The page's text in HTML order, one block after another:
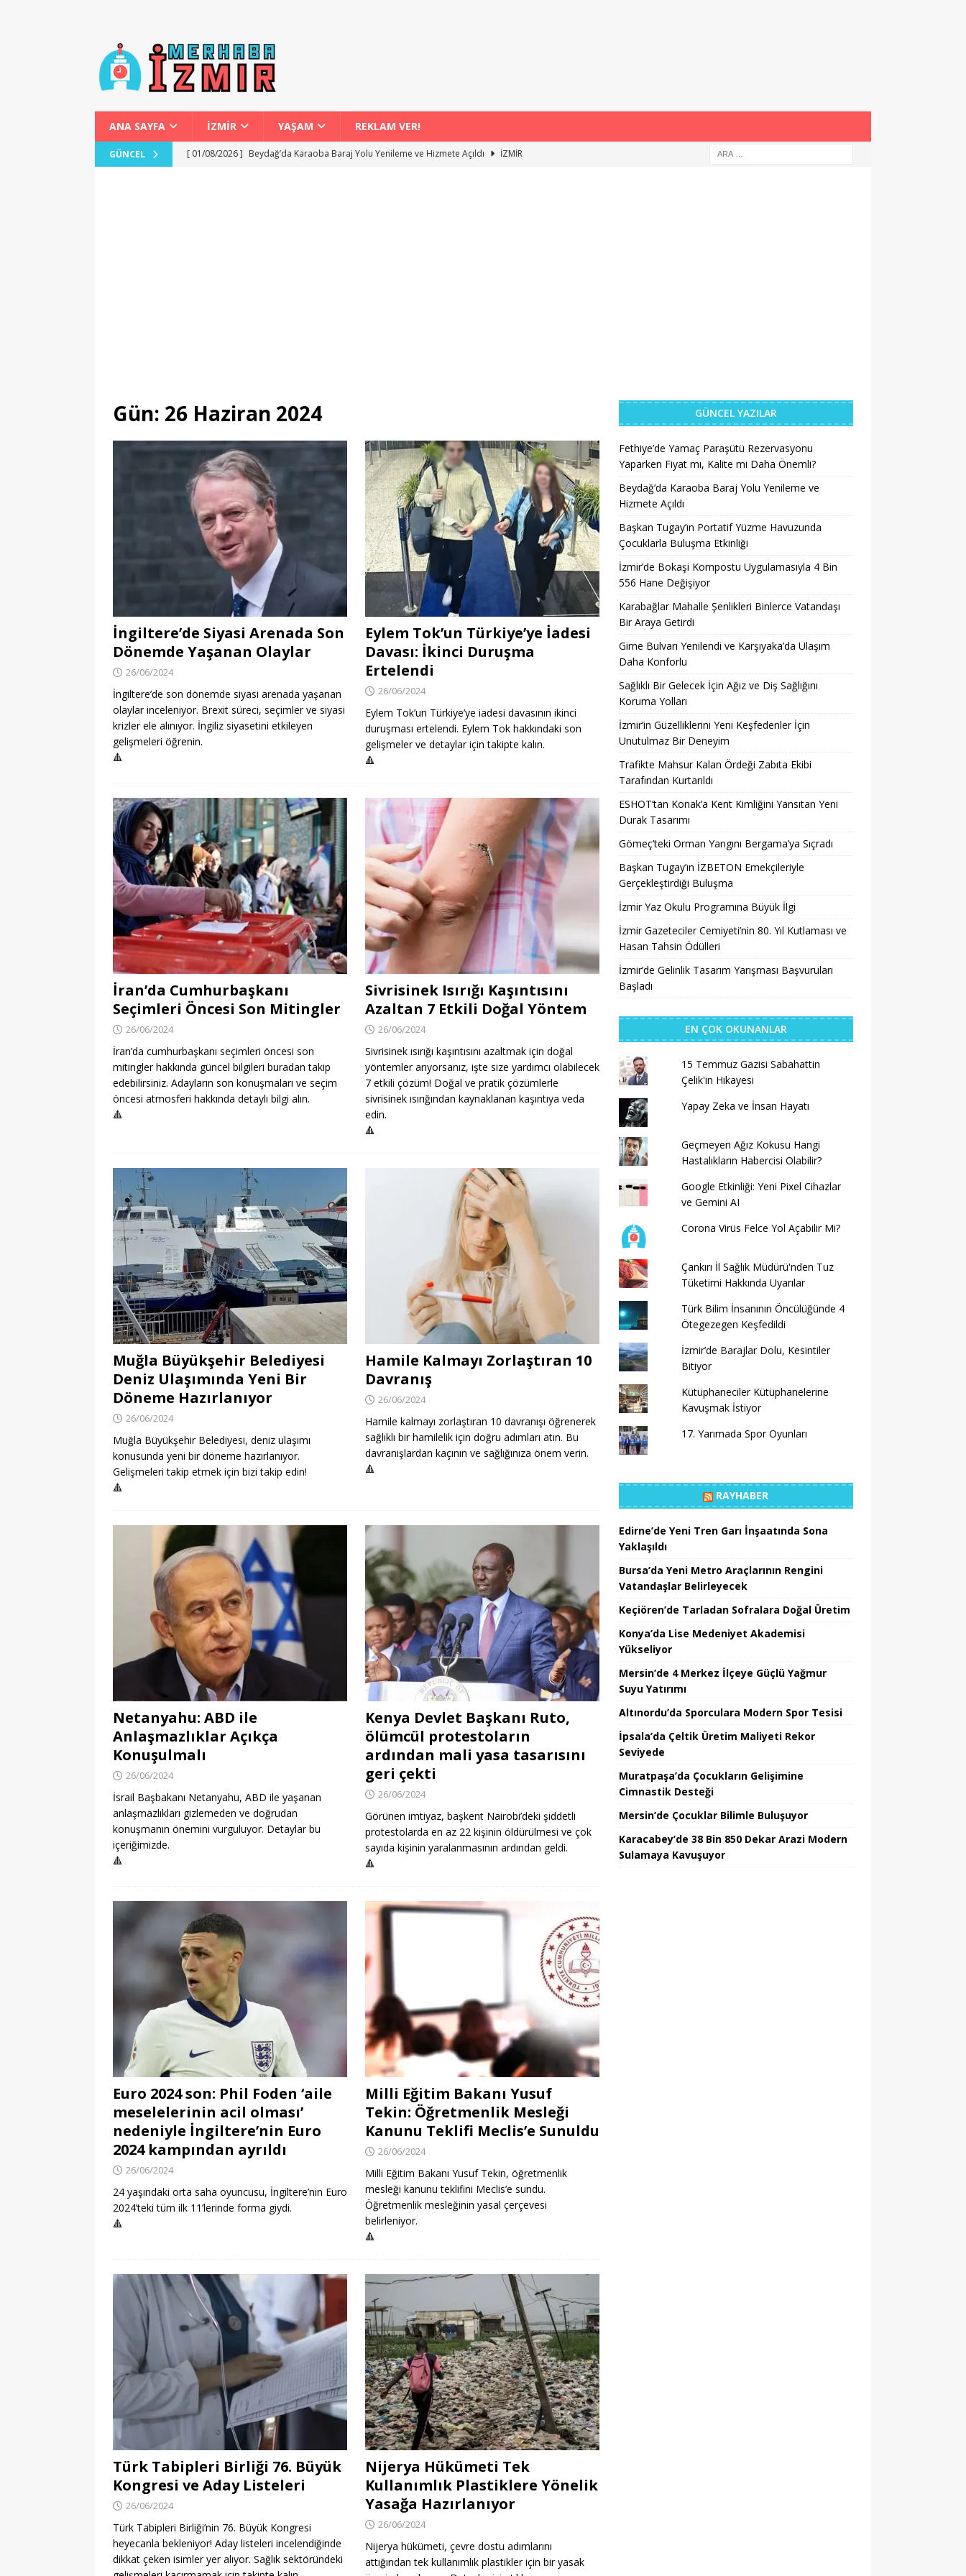
ANA SAYFA İZMİR YAŞAM REKLAM VER!
GÜNCEL [ 01/08/2026 ] Beydağ’da Karaoba Baraj Yolu Yenileme ve Hizmete Açıldı
İZMİR
Gün: 26 Haziran 2024
İngiltere’de Siyasi Arenada Son
Dönemde Yaşanan Olaylar
26/06/2024
İngiltere’de son dönemde siyasi arenada yaşanan
olaylar inceleniyor. Brexit süreci, seçimler ve siyasi
krizler ele alınıyor. İngiliz siyasetini etkileyen
gelişmeleri öğrenin.
🔺
Eylem Tok’un Türkiye’ye İadesi
Davası: İkinci Duruşma
Ertelendi
26/06/2024
Eylem Tok’un Türkiye’ye iadesi davasının ikinci
duruşması ertelendi. Eylem Tok hakkındaki son
gelişmeler ve detaylar için takipte kalın.
🔺
İran’da Cumhurbaşkanı
Seçimleri Öncesi Son Mitingler
26/06/2024
İran’da cumhurbaşkanı seçimleri öncesi son
mitingler hakkında güncel bilgileri buradan takip
edebilirsiniz. Adayların son konuşmaları ve seçim
öncesi atmosferi hakkında detaylı bilgi alın.
🔺
Sivrisinek Isırığı Kaşıntısını
Azaltan 7 Etkili Doğal Yöntem
26/06/2024
Sivrisinek ısırığı kaşıntısını azaltmak için doğal
yöntemler arıyorsanız, işte size yardımcı olabilecek
7 etkili çözüm! Doğal ve pratik çözümlerle
sivrisinek ısırığından kaynaklanan kaşıntıya veda
edin.
🔺
Muğla Büyükşehir Belediyesi
Deniz Ulaşımında Yeni Bir
Döneme Hazırlanıyor
26/06/2024
Muğla Büyükşehir Belediyesi, deniz ulaşımı
konusunda yeni bir döneme hazırlanıyor.
Gelişmeleri takip etmek için bizi takip edin!
🔺
Hamile Kalmayı Zorlaştıran 10
Davranış
26/06/2024
Hamile kalmayı zorlaştıran 10 davranışı öğrenerek
sağlıklı bir hamilelik için doğru adımları atın. Bu
davranışlardan kaçının ve sağlığınıza önem verin.
🔺
Netanyahu: ABD ile
Anlaşmazlıklar Açıkça
Konuşulmalı
26/06/2024
İsrail Başbakanı Netanyahu, ABD ile yaşanan
anlaşmazlıkları gizlemeden ve doğrudan
konuşmanın önemini vurguluyor. Detaylar bu
içeriğimizde.
🔺
Kenya Devlet Başkanı Ruto,
ölümcül protestoların
ardından mali yasa tasarısını
geri çekti
26/06/2024
Görünen imtiyaz, başkent Nairobi’deki şiddetli
protestolarda en az 22 kişinin öldürülmesi ve çok
sayıda kişinin yaralanmasının ardından geldi.
🔺
Euro 2024 son: Phil Foden ‘aile
meselelerinin acil olması’
nedeniyle İngiltere’nin Euro
2024 kampından ayrıldı
26/06/2024
24 yaşındaki orta saha oyuncusu, İngiltere’nin Euro
2024’teki tüm ilk 11’lerinde forma giydi.
🔺
Milli Eğitim Bakanı Yusuf
Tekin: Öğretmenlik Mesleği
Kanunu Teklifi Meclis’e Sunuldu
26/06/2024
Milli Eğitim Bakanı Yusuf Tekin, öğretmenlik
mesleği kanunu teklifini Meclis’e sundu.
Öğretmenlik mesleğinin yasal çerçevesi
belirleniyor.
🔺
Türk Tabipleri Birliği 76. Büyük
Kongresi ve Aday Listeleri
26/06/2024
Türk Tabipleri Birliği’nin 76. Büyük Kongresi
heyecanla bekleniyor! Aday listeleri incelendiğinde
dikkat çeken isimler yer alıyor. Sağlık sektöründeki
Nijerya Hükümeti Tek
Kullanımlık Plastiklere Yönelik
Yasağa Hazırlanıyor
26/06/2024
Nijerya hükümeti, çevre dostu adımlarını
attığından tek kullanımlık plastikler için bir yasak
GÜNCEL YAZILAR
Fethiye’de Yamaç Paraşütü Rezervasyonu
Yaparken Fiyat mı, Kalite mi Daha Önemli?
Beydağ’da Karaoba Baraj Yolu Yenileme ve
Hizmete Açıldı
Başkan Tugay’ın Portatif Yüzme Havuzunda
Çocuklarla Buluşma Etkinliği
İzmir’de Bokaşi Kompostu Uygulamasıyla 4 Bin
556 Hane Değişiyor
Karabağlar Mahalle Şenlikleri Binlerce Vatandaşı
Bir Araya Getirdi
Girne Bulvarı Yenilendi ve Karşıyaka’da Ulaşım
Daha Konforlu
Sağlıklı Bir Gelecek İçin Ağız ve Diş Sağlığını
Koruma Yolları
İzmir’in Güzelliklerini Yeni Keşfedenler İçin
Unutulmaz Bir Deneyim
Trafikte Mahsur Kalan Ördeği Zabıta Ekibi
Tarafından Kurtarıldı
ESHOT’tan Konak’a Kent Kimliğini Yansıtan Yeni
Durak Tasarımı
Gömeç’teki Orman Yangını Bergama’ya Sıçradı
Başkan Tugay’ın İZBETON Emekçileriyle
Gerçekleştirdiği Buluşma
İzmir Yaz Okulu Programına Büyük İlgi
İzmir Gazeteciler Cemiyeti’nin 80. Yıl Kutlaması ve
Hasan Tahsin Ödülleri
İzmir’de Gelinlik Tasarım Yarışması Başvuruları
Başladı
EN ÇOK OKUNANLAR
15 Temmuz Gazisi Sabahattin
Çelik'in Hikayesi
Yapay Zeka ve İnsan Hayatı
Geçmeyen Ağız Kokusu Hangi
Hastalıkların Habercisi Olabilir?
Google Etkinliği: Yeni Pixel Cihazlar
ve Gemini AI
Corona Virüs Felce Yol Açabilir Mi?
Çankırı İl Sağlık Müdürü'nden Tuz
Tüketimi Hakkında Uyarılar
Türk Bilim İnsanının Öncülüğünde 4
Ötegezegen Keşfedildi
İzmir’de Barajlar Dolu, Kesintiler
Bitiyor
Kütüphaneciler Kütüphanelerine
Kavuşmak İstiyor
17. Yarımada Spor Oyunları
RAYHABER
Edirne’de Yeni Tren Garı İnşaatında Sona
Yaklaşıldı
Bursa’da Yeni Metro Araçlarının Rengini
Vatandaşlar Belirleyecek
Keçiören’de Tarladan Sofralara Doğal Üretim
Konya’da Lise Medeniyet Akademisi
Yükseliyor
Mersin’de 4 Merkez İlçeye Güçlü Yağmur
Suyu Yatırımı
Altınordu’da Sporculara Modern Spor Tesisi
İpsala’da Çeltik Üretim Maliyeti Rekor
Seviyede
Muratpaşa’da Çocukların Gelişimine
Cimnastik Desteği
Mersin’de Çocuklar Bilimle Buluşuyor
Karacabey’de 38 Bin 850 Dekar Arazi Modern
Sulamaya Kavuşuyor